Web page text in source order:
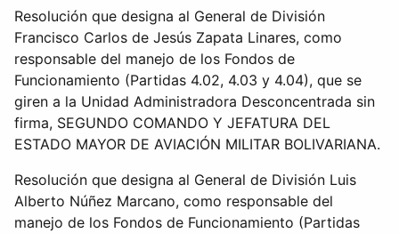
Resolución que designa al General de División
Francisco Carlos de Jesús Zapata Linares, como
responsable del manejo de los Fondos de
Funcionamiento (Partidas 4.02, 4.03 y 4.04), que se
giren a la Unidad Administradora Desconcentrada sin
firma, SEGUNDO COMANDO Y JEFATURA DEL
ESTADO MAYOR DE AVIACIÓN MILITAR BOLIVARIANA.
Resolución que designa al General de División Luis
Alberto Núñez Marcano, como responsable del
manejo de los Fondos de Funcionamiento (Partidas